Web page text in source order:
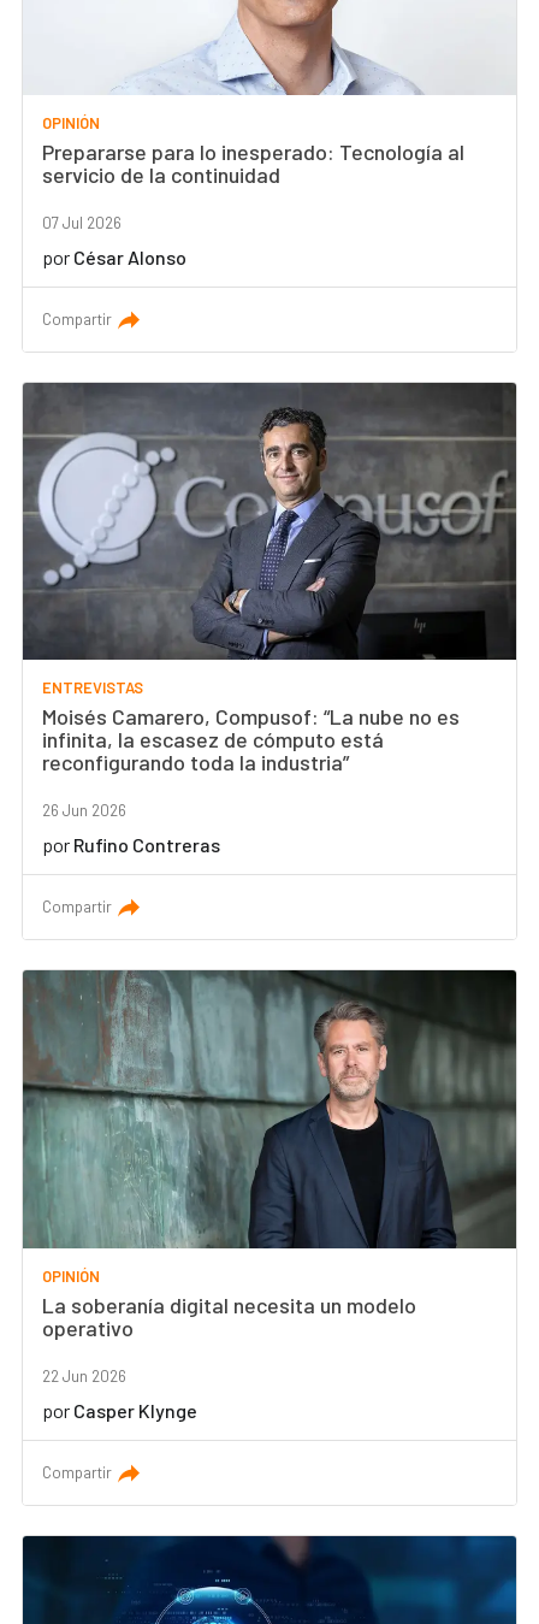
OPINIÓN
Prepararse para lo inesperado: Tecnología al
servicio de la continuidad
07 Jul 2026
por César Alonso
Compartir
ENTREVISTAS
Moisés Camarero, Compusof: “La nube no es
infinita, la escasez de cómputo está
reconfigurando toda la industria”
26 Jun 2026
por Rufino Contreras
Compartir
OPINIÓN
La soberanía digital necesita un modelo
operativo
22 Jun 2026
por Casper Klynge
Compartir